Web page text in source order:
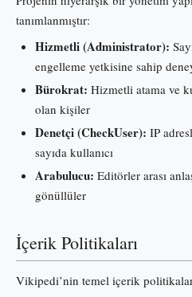
tanımlanmıştır:
Hizmetli (Administrator):
engelleme yetkisine sahip
Bürokrat: Hizmetli atama ve
olan kişiler
Denetçi (CheckUser): IP
sayıda kullanıcı
Arabulucu: Editörler arası
gönüllüler
İçerik Politikaları
Vikipedi’nin temel içerik